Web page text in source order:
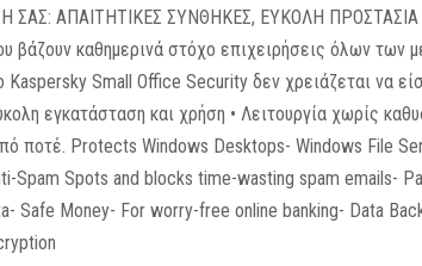
ΣΑΣ: ΑΠΑΙΤΗΤΙΚΕΣ ΣΥΝΘΗΚΕΣ, ΕΥΚΟΛΗ ΠΡΟΣΤΑΣΙΑ
βάζουν καθημερινά στόχο επιχειρήσεις όλων των
Kaspersky Small Office Security δεν χρειάζεται να
εγκατάσταση και χρήση • Λειτουργία χωρίς
ποτέ. Protects Windows Desktops- Windows File
Spam Spots and blocks time-wasting spam emails-
Safe Money- For worry-free online banking- Data